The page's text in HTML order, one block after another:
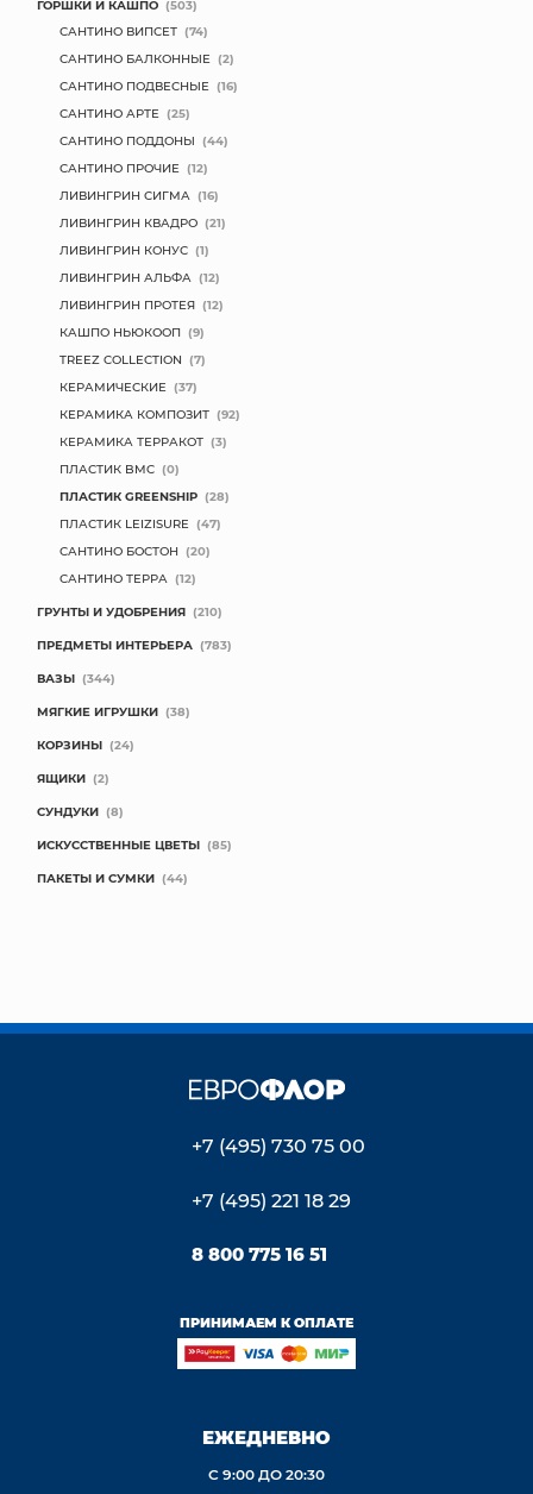
ГОРШКИ И КАШПО (503)
САНТИНО ВИПСЕТ (74)
САНТИНО БАЛКОННЫЕ (2)
САНТИНО ПОДВЕСНЫЕ (16)
САНТИНО АРТЕ (25)
САНТИНО ПОДДОНЫ (44)
САНТИНО ПРОЧИЕ (12)
ЛИВИНГРИН СИГМА (16)
ЛИВИНГРИН КВАДРО (21)
ЛИВИНГРИН КОНУС (1)
ЛИВИНГРИН АЛЬФА (12)
ЛИВИНГРИН ПРОТЕЯ (12)
КАШПО НЬЮКООП (9)
TREEZ COLLECTION (7)
КЕРАМИЧЕСКИЕ (37)
КЕРАМИКА КОМПОЗИТ (92)
КЕРАМИКА ТЕРРАКОТ (3)
ПЛАСТИК BMC (0)
ПЛАСТИК GREENSHIP (28)
ПЛАСТИК LEIZISURE (47)
САНТИНО БОСТОН (20)
САНТИНО ТЕРРА (12)
ГРУНТЫ И УДОБРЕНИЯ (210)
ПРЕДМЕТЫ ИНТЕРЬЕРА (783)
ВАЗЫ (344)
МЯГКИЕ ИГРУШКИ (38)
КОРЗИНЫ (24)
ЯЩИКИ (2)
СУНДУКИ (8)
ИСКУССТВЕННЫЕ ЦВЕТЫ (85)
ПАКЕТЫ И СУМКИ (44)
+7 (495) 730 75 00
+7 (495) 221 18 29
8 800 775 16 51
ПРИНИМАЕМ К ОПЛАТЕ
ЕЖЕДНЕВНО
С 9:00 ДО 20:30